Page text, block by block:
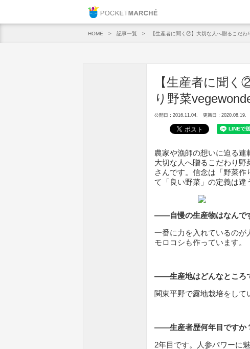
HOME 記事一覧 【生産者に聞く②】大切な人へ贈るこだわ
【生産者に聞
り野菜
公開日：2016.11.04. 更新日：2020.08.19.
農家や漁師の想いに迫る連
大切な人へ贈るこだわり野
さんです。信念は「野菜
て「良い野菜」の定義は
――自慢の生産物はなんで
一番に力を入れているのが
モロコシも作っています。
――生産地はどんなところ
関東平野で露地栽培をして
――生産者歴何年目ですか
2年目です。人参パワーに